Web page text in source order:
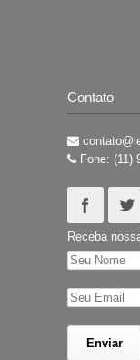
Contato
Fone: (11)
Receba